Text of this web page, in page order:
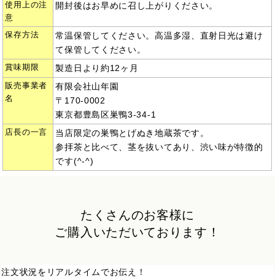
使用上の注
意
開封後はお早めに召し上がりください。
保存方法
常温保管してください。高温多湿、直射日光は避け
て保管してください。
賞味期限 製造日より約12ヶ月
販売事業者
名
有限会社山年園
〒170-0002
東京都豊島区巣鴨3-34-1
店長の一言
当店限定の巣鴨とげぬき地蔵茶です。
参拝茶と比べて、茎を抜いてあり、渋い味が特徴的
です(^-^)
たくさんのお客様に
ご購入いただいております！
注文状況をリアルタイムでお伝え！